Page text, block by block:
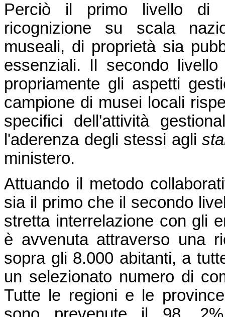
Perciò il primo livello di
ricognizione su scala
museali, di proprietà sia
essenziali. Il secondo
propriamente gli aspetti
campione di musei locali
specifici dell'attività
l'aderenza degli stessi agli
ministero.
Attuando il metodo
sia il primo che il secondo
stretta interrelazione con gli
è avvenuta attraverso una
sopra gli 8.000 abitanti, a
un selezionato numero di
Tutte le regioni e le